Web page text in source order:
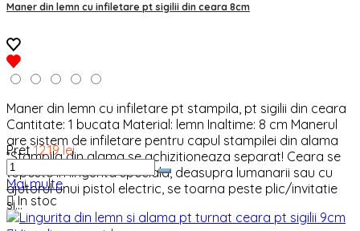
Maner din lemn cu infiletare pt sigilii din ceara 8cm
Maner din lemn cu infiletare pt stampila, pt sigilii din ceara
Cantitate: 1 bucata Material: lemn Inaltime: 8 cm Manerul
are sistem de infiletare pentru capul stampilei din alama
*Stampila din alama se achizitioneaza separat! Ceara se
topeste in lingurita speciala, deasupra lumanarii sau cu
ajutorul unui pistol electric, se toarna peste plic/invitatie
si...
Pret 12,19 lei
Mai multe
In stoc